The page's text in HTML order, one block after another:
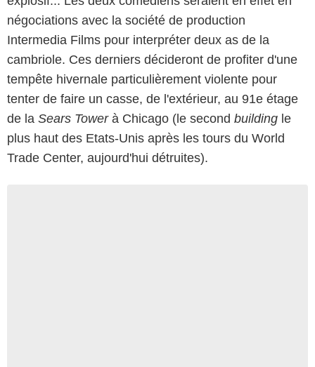
négociations avec la société de production
Intermedia Films pour interpréter deux as de la
cambriole. Ces derniers décideront de profiter d'une
tempête hivernale particulièrement violente pour
tenter de faire un casse, de l'extérieur, au 91e étage
de la Sears Towerà Chicago (le second building le
plus haut des Etats-Unis après les tours du World
Trade Center, aujourd'hui détruites).